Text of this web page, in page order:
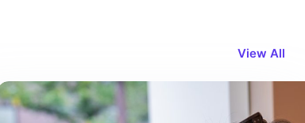
View All